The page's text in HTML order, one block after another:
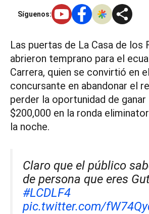
Síguenos:
Las puertas de La Casa de los
abrieron temprano para el
Carrera, quien se convirtió en
concursante en abandonar el
perder la oportunidad de ganar
$200,000 en la ronda
la noche.
Claro que el público
de persona que eres
#LCDLF4
pic.twitter.com/